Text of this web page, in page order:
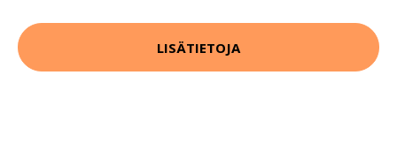
LISÄTIETOJA